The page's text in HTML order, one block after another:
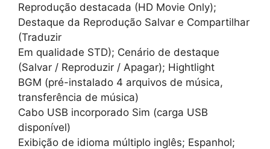
Reprodução destacada (HD Movie Only);
Destaque da Reprodução Salvar e Compartilhar
(Traduzir
Em qualidade STD); Cenário de destaque
(Salvar / Reproduzir / Apagar); Hightlight
BGM (pré-instalado 4 arquivos de música,
transferência de música)
Cabo USB incorporado Sim (carga USB
disponível)
Exibição de idioma múltiplo inglês; Espanhol;